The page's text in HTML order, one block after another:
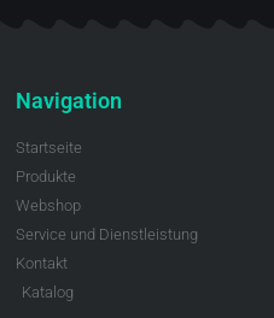
Navigation
Startseite
Produkte
Webshop
Service und Dienstleistung
Kontakt
Katalog